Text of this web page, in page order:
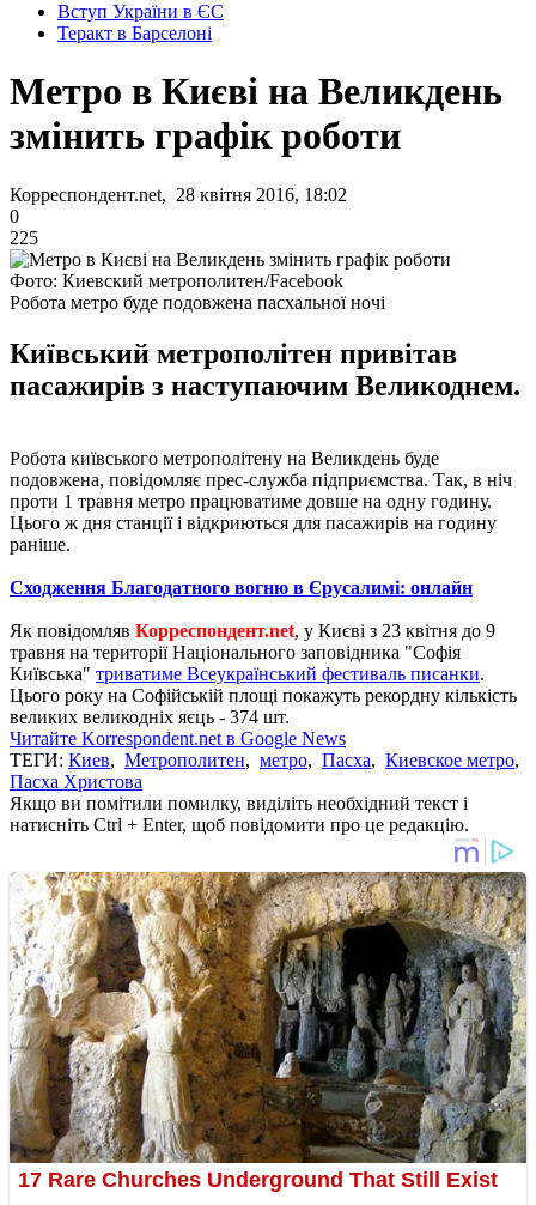
Вступ України в ЄС
Теракт в Барселоні
Метро в Києві на Великдень
змінить графік роботи
Корреспондент.net, 28 квітня 2016, 18:02
0
225
Фото: Киевский метрополитен/Facebook
Робота метро буде подовжена пасхальної ночі
Київський метрополітен привітав
пасажирів з наступаючим Великоднем.
Робота київського метрополітену на Великдень буде
подовжена, повідомляє прес-служба підприємства. Так, в ніч
проти 1 травня метро працюватиме довше на одну годину.
Цього ж дня станції і відкриються для пасажирів на годину
раніше.
Сходження Благодатного вогню в Єрусалимі: онлайн
Як повідомляв Корреспондент.net, у Києві з 23 квітня до 9
травня на території Національного заповідника "Софія
Київська" триватиме Всеукраїнський фестиваль писанки.
Цього року на Софійській площі покажуть рекордну кількість
великих великодніх яєць - 374 шт.
Читайте Korrespondent.net в Google News
ТЕГИ: Киев, Метрополитен, метро, Пасха, Киевское метро,
Пасха Христова
Якщо ви помітили помилку, виділіть необхідний текст і
натисніть Ctrl + Enter, щоб повідомити про це редакцію.